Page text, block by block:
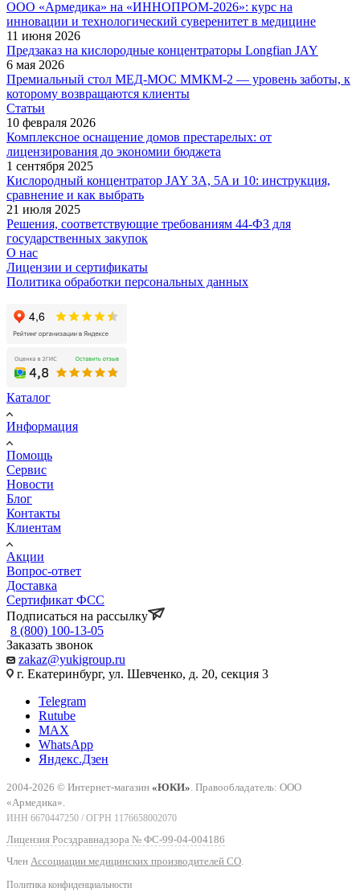
ООО «Армедика» на «ИННОПРОМ-2026»: курс на
инновации и технологический суверенитет в медицине
11 июня 2026
Предзаказ на кислородные концентраторы Longfian JAY
6 мая 2026
Премиальный стол МЕД-МОС ММКМ-2 — уровень заботы, к
которому возвращаются клиенты
Статьи
10 февраля 2026
Комплексное оснащение домов престарелых: от
лицензирования до экономии бюджета
1 сентября 2025
Кислородный концентратор JAY 3A, 5A и 10: инструкция,
сравнение и как выбрать
21 июля 2025
Решения, соответствующие требованиям 44-ФЗ для
государственных закупок
О нас
Лицензии и сертификаты
Политика обработки персональных данных
Каталог
Информация
Помощь
Сервис
Новости
Блог
Контакты
Клиентам
Акции
Вопрос-ответ
Доставка
Сертификат ФСС
Подписаться на рассылку
8 (800) 100-13-05
Заказать звонок
zakaz@yukigroup.ru
г. Екатеринбург, ул. Шевченко, д. 20, секция 3
Telegram
Rutube
MAX
WhatsApp
Яндекс.Дзен
2004-2026 © Интернет-магазин «ЮКИ» . Правообладатель: ООО
«Армедика».
ИНН 6670447250 / ОГРН 1176658002070
Лицензия Росздравнадзора № ФС-99-04-004186
Член Ассоциации медицинских производителей СО
Политика конфиденциальности